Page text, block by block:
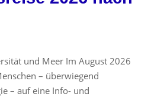
und Meer Im August 2026
– überwiegend
– auf eine Info- und